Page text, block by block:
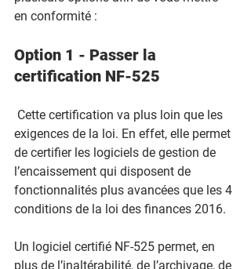
en conformité :
Option 1 - Passer la
certification NF-525
exigences de la loi. En effet, elle permet
de certifier les logiciels de gestion de
l’encaissement qui disposent de
fonctionnalités plus avancées que les 4
conditions de la loi des finances 2016.
Un logiciel certifié NF-525 permet, en
plus de l’inaltérabilité, de l’archivage, de